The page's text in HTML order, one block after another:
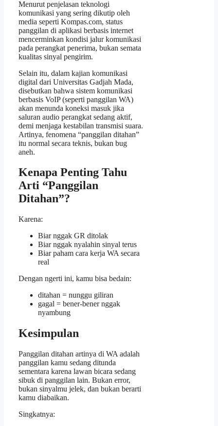
Menurut penjelasan teknologi
komunikasi yang sering dikutip oleh
media seperti Kompas.com, status
panggilan di aplikasi berbasis internet
mencerminkan kondisi jalur komunikasi
pada perangkat penerima, bukan semata
kualitas sinyal pengirim.
Selain itu, dalam kajian komunikasi
digital dari Universitas Gadjah Mada,
disebutkan bahwa sistem komunikasi
berbasis VoIP (seperti panggilan WA)
akan menunda koneksi masuk jika
saluran audio perangkat sedang aktif,
demi menjaga kestabilan transmisi suara.
Artinya, fenomena “panggilan ditahan”
itu normal secara teknis, bukan bug
aneh.
Kenapa Penting Tahu
Arti “Panggilan
Ditahan”?
Karena:
Biar nggak GR ditolak
Biar nggak nyalahin sinyal terus
Biar paham cara kerja WA secara
real
Dengan ngerti ini, kamu bisa bedain:
ditahan = nunggu giliran
gagal = bener-bener nggak
nyambung
Kesimpulan
Panggilan ditahan artinya di WA adalah
panggilan kamu sedang ditunda
sementara karena lawan bicara sedang
sibuk di panggilan lain. Bukan error,
bukan sinyalmu jelek, dan bukan berarti
kamu diabaikan.
Singkatnya: